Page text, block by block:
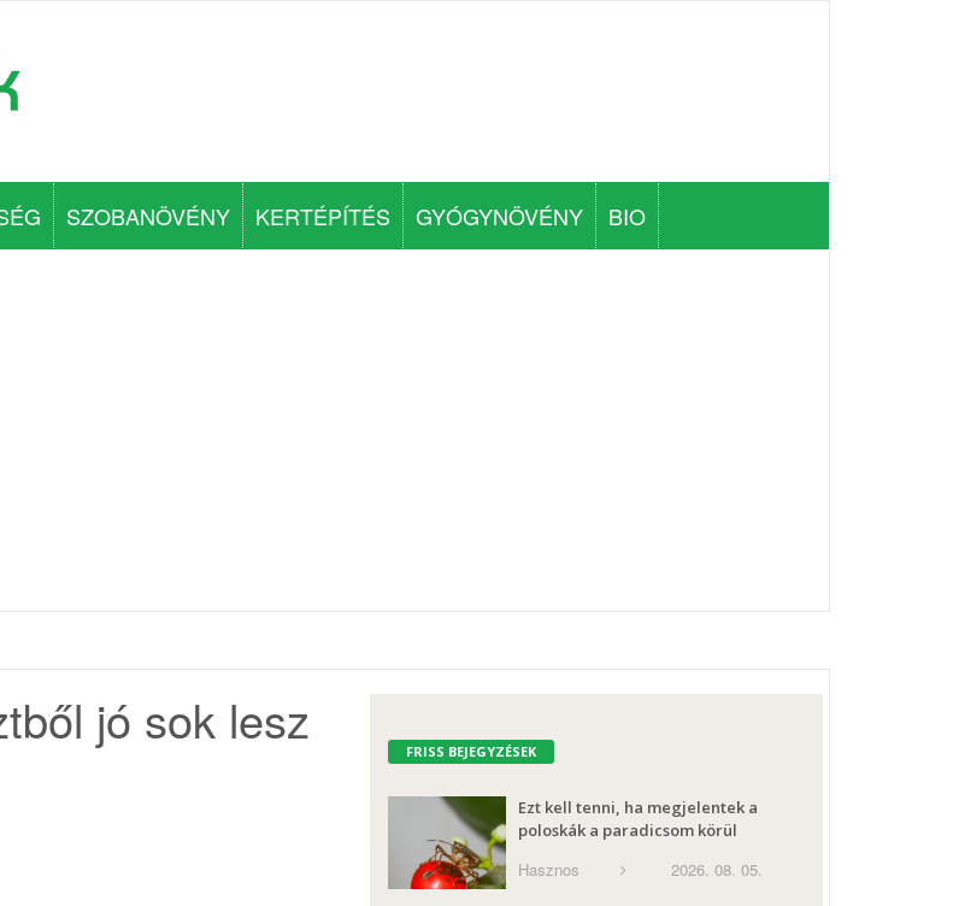
SZOBANÖVÉNY KERTÉPÍTÉS GYÓGYNÖVÉNY BIO
jó sok lesz FRISS BEJEGYZÉSEK
Ezt kell tenni, ha megjelentek a
poloskák a paradicsom körül
Hasznos 2026. 08. 05.